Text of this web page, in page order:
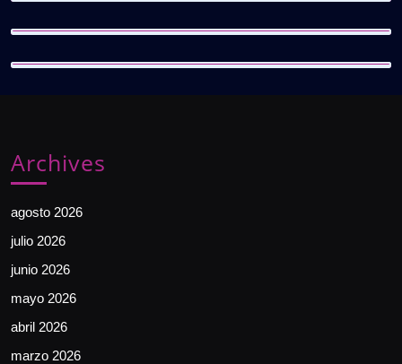
Archives
agosto 2026
julio 2026
junio 2026
mayo 2026
abril 2026
marzo 2026